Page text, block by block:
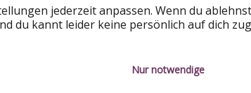
Haustiere erlaubt
jederzeit anpassen. Wenn du
du kannt leider keine persönlich auf dich
Nur notwendige